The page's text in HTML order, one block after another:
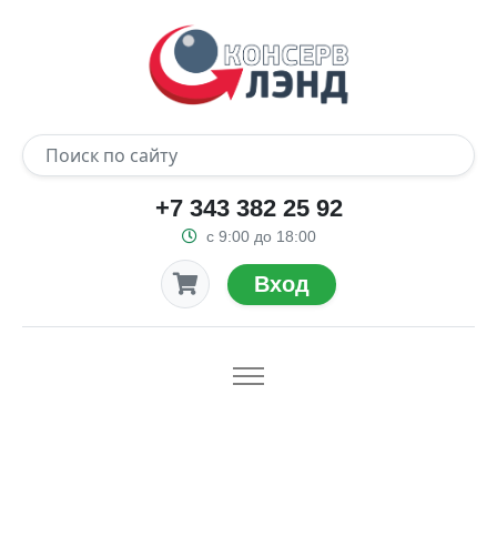
+7 343 382 25 92
с 9:00 до 18:00
Вход